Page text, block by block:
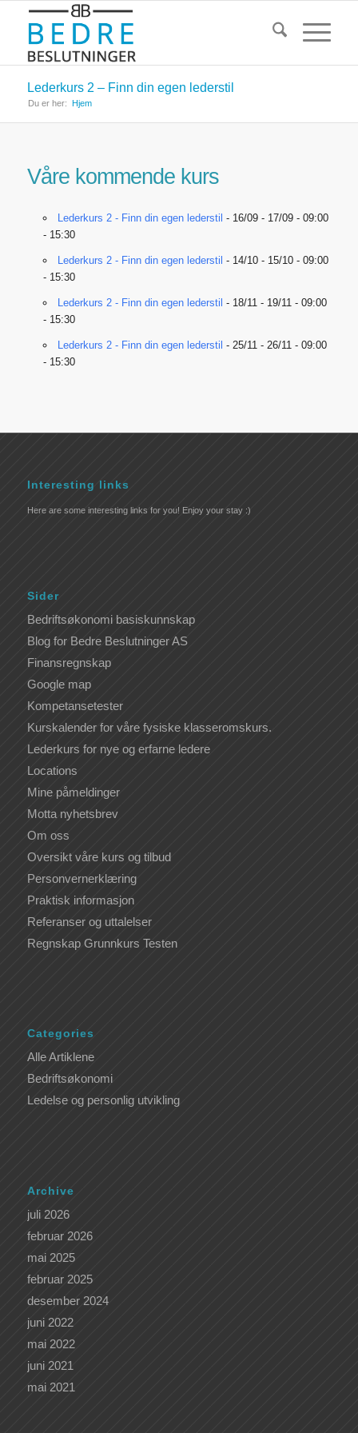
Lederkurs 2 – Finn din egen lederstil
Du er her: Hjem
Våre kommende kurs
Lederkurs 2 - Finn din egen lederstil - 16/09 - 17/09 - 09:00
- 15:30
Lederkurs 2 - Finn din egen lederstil - 14/10 - 15/10 - 09:00
- 15:30
Lederkurs 2 - Finn din egen lederstil - 18/11 - 19/11 - 09:00
- 15:30
Lederkurs 2 - Finn din egen lederstil - 25/11 - 26/11 - 09:00
- 15:30
Interesting links
Here are some interesting links for you! Enjoy your stay :)
Sider
Bedriftsøkonomi basiskunnskap
Blog for Bedre Beslutninger AS
Finansregnskap
Google map
Kompetansetester
Kurskalender for våre fysiske klasseromskurs.
Lederkurs for nye og erfarne ledere
Locations
Mine påmeldinger
Motta nyhetsbrev
Om oss
Oversikt våre kurs og tilbud
Personvernerklæring
Praktisk informasjon
Referanser og uttalelser
Regnskap Grunnkurs Testen
Categories
Alle Artiklene
Bedriftsøkonomi
Ledelse og personlig utvikling
Archive
juli 2026
februar 2026
mai 2025
februar 2025
desember 2024
juni 2022
mai 2022
juni 2021
mai 2021